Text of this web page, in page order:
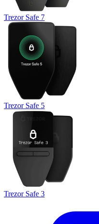
Trezor Safe 7
Trezor Safe 5
Trezor Safe 3